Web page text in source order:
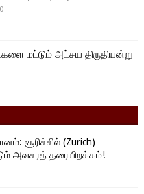
0
மட்டும் அட்சய திருதியன்று
சூரிச்சில் (Zurich)
அவசரத் தரையிறக்கம்!